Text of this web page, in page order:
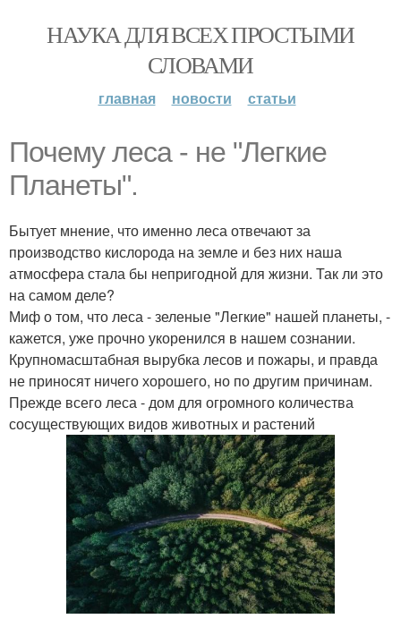
НАУКА ДЛЯ ВСЕХ ПРОСТЫМИ
СЛОВАМИ
главная новости статьи
Почему леса - не "Легкие
Планеты".
Бытует мнение, что именно леса отвечают за
производство кислорода на земле и без них наша
атмосфера стала бы непригодной для жизни. Так ли это
на самом деле?
Миф о том, что леса - зеленые "Легкие" нашей планеты, -
кажется, уже прочно укоренился в нашем сознании.
Крупномасштабная вырубка лесов и пожары, и правда
не приносят ничего хорошего, но по другим причинам.
Прежде всего леса - дом для огромного количества
сосуществующих видов животных и растений